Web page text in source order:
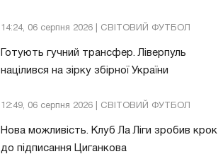
14:24, 06 серпня 2026 | СВІТОВИЙ ФУТБОЛ
Готують гучний трансфер. Ліверпуль
націлився на зірку збірної України
12:49, 06 серпня 2026 | СВІТОВИЙ ФУТБОЛ
Нова можливість. Клуб Ла Ліги зробив крок
до підписання Циганкова